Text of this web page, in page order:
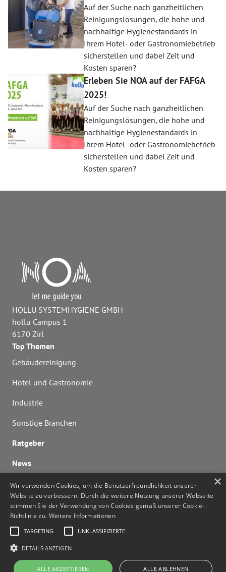
Auf der Suche nach ganzheitlichen
Reinigungslösungen, die hohe und
nachhaltige Hygienestandards in
Ihrem Hotel- oder Gastronomiebetrieb
sicherstellen und dabei Zeit und
Kosten sparen?
Erleben Sie NOA auf der FAFGA
2025!
Auf der Suche nach ganzheitlichen
Reinigungslösungen, die hohe und
nachhaltige Hygienestandards in
Ihrem Hotel- oder Gastronomiebetrieb
sicherstellen und dabei Zeit und
Kosten sparen?
HOLLU SYSTEMHYGIENE GMBH
hollu Campus 1
6170 Zirl
Top Themen
Gebäudereinigung
Hotel und Gastronomie
Industrie
Sonstige Branchen
Ratgeber
News
FAQ
Nutzerhandbuch
Lizenzen berechnen
Kontaktieren Sie uns
×
Wir verwenden Cookies, um die Benutzerfreundlichkeit unserer
Website zu verbessern. Durch die weitere Nutzung unserer Webseite
stimmen Sie der Verwendung von Cookies gemäß unserer Cookie-
Richtlinie zu. Weitere Informationen
TARGETING UNKLASSIFIZIERTE
DETAILS ANZEIGEN
ALLE AKZEPTIEREN ALLE ABLEHNEN